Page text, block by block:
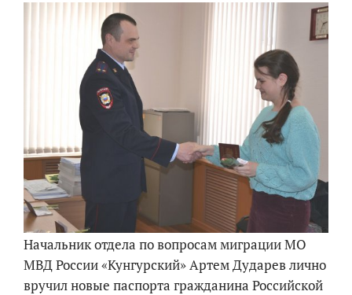
Начальник отдела по вопросам миграции МО
МВД России «Кунгурский» Артем Дударев лично
вручил новые паспорта гражданина Российской